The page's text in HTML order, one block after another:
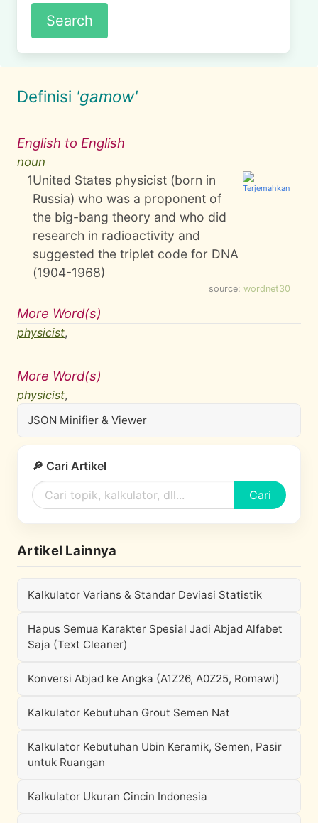
Definisi 'gamow'
English to English
noun
1United States physicist (born in
Russia) who was a proponent of
the big-bang theory and who did
research in radioactivity and
suggested the triplet code for DNA
(1904-1968)
source: wordnet30
More Word(s)
physicist,
More Word(s)
physicist,
JSON Minifier & Viewer
🔎 Cari Artikel
Cari
Artikel Lainnya
Kalkulator Varians & Standar Deviasi Statistik
Hapus Semua Karakter Spesial Jadi Abjad Alfabet
Saja (Text Cleaner)
Konversi Abjad ke Angka (A1Z26, A0Z25, Romawi)
Kalkulator Kebutuhan Grout Semen Nat
Kalkulator Kebutuhan Ubin Keramik, Semen, Pasir
untuk Ruangan
Kalkulator Ukuran Cincin Indonesia